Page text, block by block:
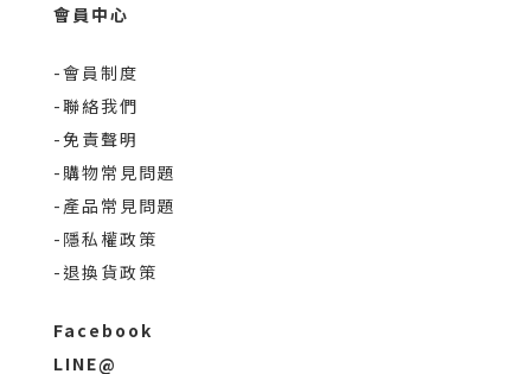
會員中心
-會員制度
-聯絡我們
-免責聲明
-購物常見問題
-產品常見問題
-隱私權政策
-退換貨政策
Facebook
LINE@